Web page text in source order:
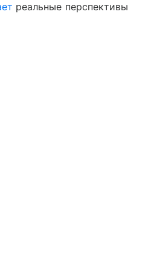
реальные перспективы